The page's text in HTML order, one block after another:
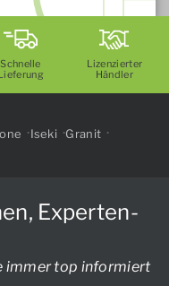
Schnelle
Lizenzierter
Händler
Iseki
Granit
Experten-
immer top informiert